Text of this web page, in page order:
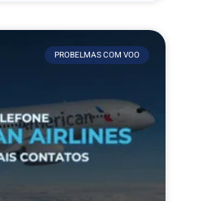
PROBELMAS COM VOO